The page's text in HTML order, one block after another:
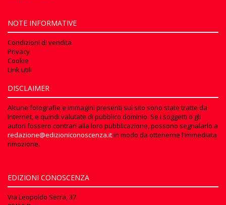
NOTE INFORMATIVE
Condizioni di vendita
Privacy
Cookie
Link utili
DISCLAIMER
Alcune fotografie e immagini presenti sul sito sono state tratte da
Internet, e quindi valutate di pubblico dominio. Se i soggetti o gli
autori fossero contrari alla loro pubblicazione, possono segnalarlo a
redazione@edizioniconoscenza.itin modo da ottenerne l'immediata
rimozione.
EDIZIONI CONOSCENZA
Via Leopoldo Serra, 37